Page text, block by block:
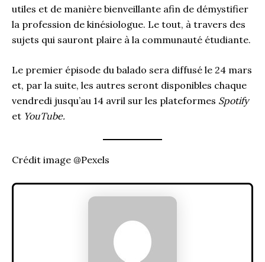
utiles et de manière bienveillante afin de démystifier
la profession de kinésiologue. Le tout, à travers des
sujets qui sauront plaire à la communauté étudiante.
Le premier épisode du balado sera diffusé le 24 mars
et, par la suite, les autres seront disponibles chaque
vendredi jusqu’au 14 avril sur les plateformes Spotify
et YouTube.
Crédit image @Pexels